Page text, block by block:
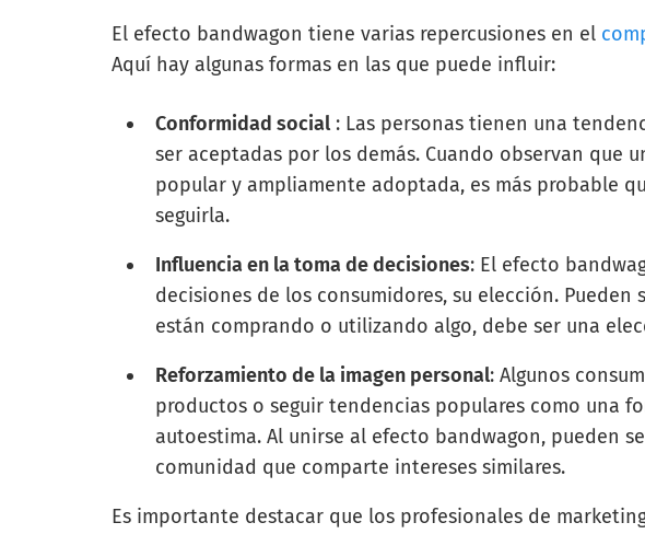
El efecto bandwagon tiene varias repercusiones en el
Aquí hay algunas formas en las que puede influir:
Conformidad social: Las personas tienen una
ser aceptadas por los demás. Cuando observan que
popular y ampliamente adoptada, es más probable
seguirla.
Influencia en la toma de decisiones: El efecto
decisiones de los consumidores, su elección. Pueden
están comprando o utilizando algo, debe ser una
Reforzamiento de la imagen personal: Algunos
productos o seguir tendencias populares como una
autoestima. Al unirse al efecto bandwagon, pueden
comunidad que comparte intereses similares.
Es importante destacar que los profesionales de